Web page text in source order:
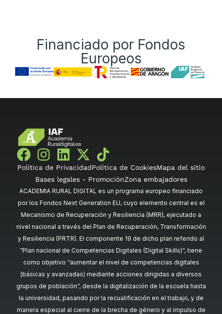
Financiado por Fondos
Europeos
Política de PrivacidadPolítica de CookiesMapa del sitio
Bases legales - PromociónZona embajadores
ACADEMIA RURAL DIGITAL es un programa europeo financiado
por los Fondos Next Generation EU, cuyo elemento central es el
Mecanismo de Recuperación y Resiliencia (MRR), ejecutado a
nivel nacional a través del Plan de Recuperación, Transformación
y Resiliencia (PRTR). El componente 19 de dicho plan referido al
“Plan nacional de Competencias Digitales (Digital Skills)”, tiene
como objetivo “aumentar el nivel de competencias digitales
(básicas y avanzadas) mediante acciones dirigidas a diversos
grupos de población”, desde la digitalización de la escuela hasta
la universidad, pasando por la recualificación en el trabajo, y de
manera especial al cierre de la brecha de género y al impulso de